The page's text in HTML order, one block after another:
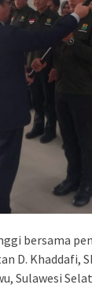
bersama
D. Khaddafi,
Sulawesi